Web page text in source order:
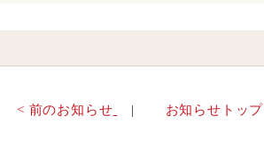
< 前のお知らせ お知らせトップ